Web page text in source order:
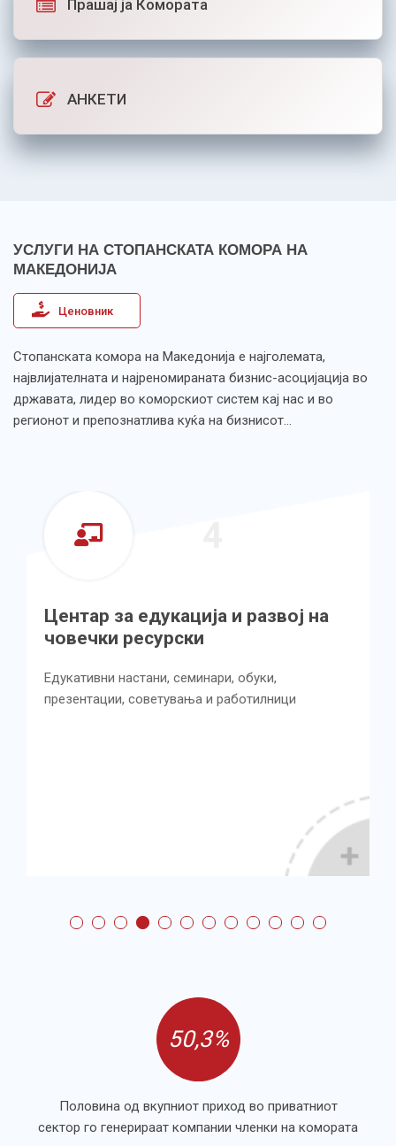
Прашај ја Комората
АНКЕТИ
УСЛУГИ НА СТОПАНСКАТА КОМОРА НА
МАКЕДОНИЈА
Ценовник
Стопанската комора на Македонија е најголемата,
највлијателната и најреномираната бизнис-асоцијација во
државата, лидер во коморскиот систем кај нас и во
регионот и препознатлива куќа на бизнисот…
Центар за едукација и развој на
човечки ресурски
Едукативни настани, семинари, обуки,
презентации, советувања и работилници
50,3%
Половина од вкупниот приход во приватниот
сектор го генерираат компании членки на комората